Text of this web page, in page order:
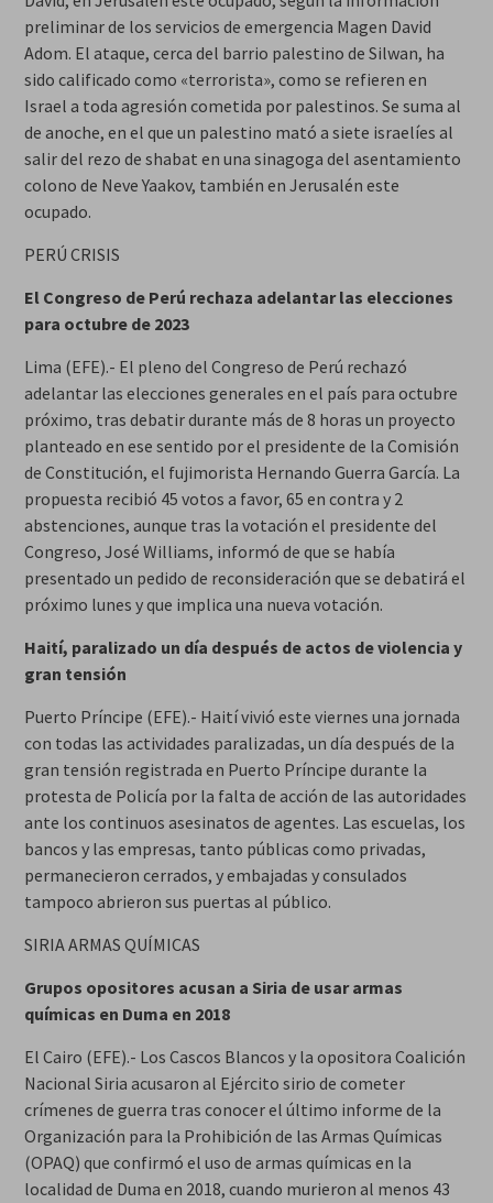
preliminar de los servicios de emergencia Magen David
Adom. El ataque, cerca del barrio palestino de Silwan, ha
sido calificado como «terrorista», como se refieren en
Israel a toda agresión cometida por palestinos. Se suma al
de anoche, en el que un palestino mató a siete israelíes al
salir del rezo de shabat en una sinagoga del asentamiento
colono de Neve Yaakov, también en Jerusalén este
ocupado.
PERÚ CRISIS
El Congreso de Perú rechaza adelantar las elecciones
para octubre de 2023
Lima (EFE).- El pleno del Congreso de Perú rechazó
adelantar las elecciones generales en el país para octubre
próximo, tras debatir durante más de 8 horas un proyecto
planteado en ese sentido por el presidente de la Comisión
de Constitución, el fujimorista Hernando Guerra García. La
propuesta recibió 45 votos a favor, 65 en contra y 2
abstenciones, aunque tras la votación el presidente del
Congreso, José Williams, informó de que se había
presentado un pedido de reconsideración que se debatirá el
próximo lunes y que implica una nueva votación.
Haití, paralizado un día después de actos de violencia y
gran tensión
Puerto Príncipe (EFE).- Haití vivió este viernes una jornada
con todas las actividades paralizadas, un día después de la
gran tensión registrada en Puerto Príncipe durante la
protesta de Policía por la falta de acción de las autoridades
ante los continuos asesinatos de agentes. Las escuelas, los
bancos y las empresas, tanto públicas como privadas,
permanecieron cerrados, y embajadas y consulados
tampoco abrieron sus puertas al público.
SIRIA ARMAS QUÍMICAS
Grupos opositores acusan a Siria de usar armas
químicas en Duma en 2018
El Cairo (EFE).- Los Cascos Blancos y la opositora Coalición
Nacional Siria acusaron al Ejército sirio de cometer
crímenes de guerra tras conocer el último informe de la
Organización para la Prohibición de las Armas Químicas
(OPAQ) que confirmó el uso de armas químicas en la
localidad de Duma en 2018, cuando murieron al menos 43